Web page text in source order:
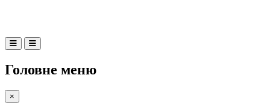
Головне меню
×